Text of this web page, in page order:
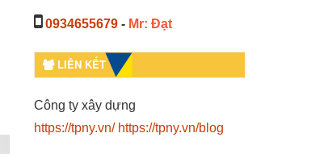
0934655679- Mr: Đạt
LIÊN KẾT
Công ty xây dựng
https://tpny.vn/ https://tpny.vn/blog